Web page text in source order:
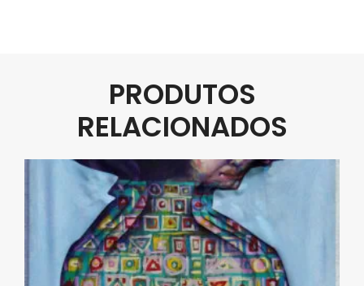
PRODUTOS
RELACIONADOS